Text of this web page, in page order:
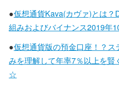
●仮想通貨Kava(カヴァ)とは
組みおよびバイナンス2019年
●仮想通貨版の預金口座！？ス
みを理解して年率7％以上を
☆